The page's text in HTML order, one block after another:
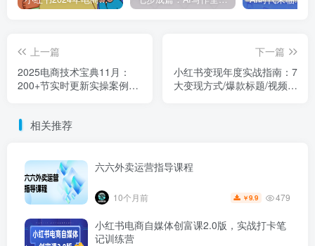
上一篇
2025电商技术宝典11月：
200+节实时更新实操案例，
下一篇
小红书变现年度实战指南：7
大变现方式/爆款标题/视频写
相关推荐
六六外卖运营指导课程
10个月前 ￥9.9 479
小红书电商自媒体创富课2.0版，实战打卡笔
记训练营